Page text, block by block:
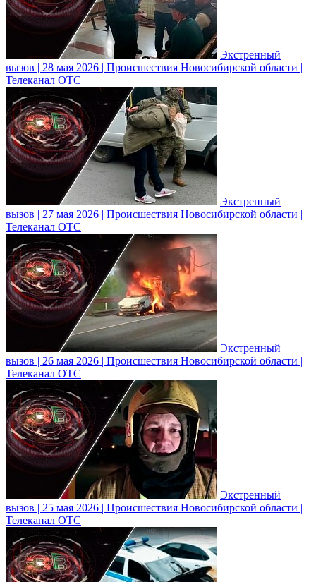
Экстренный
вызов | 28 мая 2026 | Происшествия Новосибирской области |
Телеканал ОТС
Экстренный
вызов | 27 мая 2026 | Происшествия Новосибирской области |
Телеканал ОТС
Экстренный
вызов | 26 мая 2026 | Происшествия Новосибирской области |
Телеканал ОТС
Экстренный
вызов | 25 мая 2026 | Происшествия Новосибирской области |
Телеканал ОТС